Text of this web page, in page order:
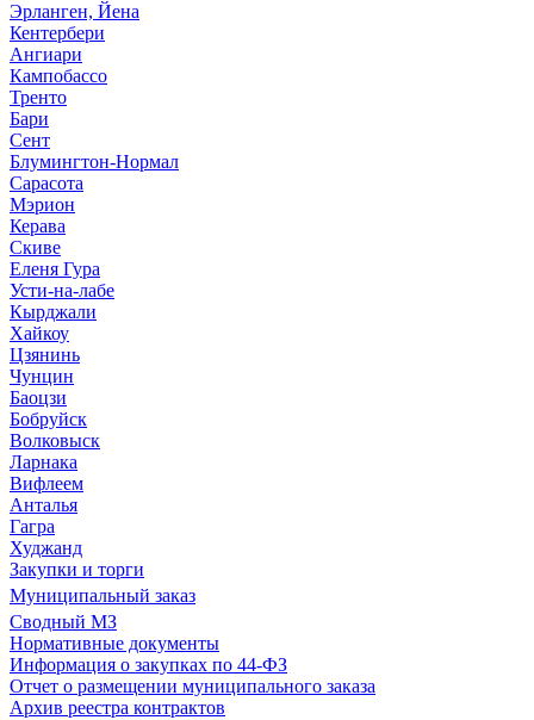
Эрланген, Йена
Кентербери
Ангиари
Кампобассо
Тренто
Бари
Сент
Блумингтон-Нормал
Сарасота
Мэрион
Керава
Скиве
Еленя Гура
Усти-на-лабе
Кырджали
Хайкоу
Цзянинь
Чунцин
Баоцзи
Бобруйск
Волковыск
Ларнака
Вифлеем
Анталья
Гагра
Худжанд
Закупки и торги
Муниципальный заказ
Сводный МЗ
Нормативные документы
Информация о закупках по 44-ФЗ
Отчет о размещении муниципального заказа
Архив реестра контрактов